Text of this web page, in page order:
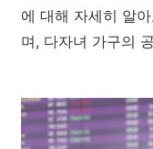
에 대해 자세히 알
며, 다자녀 가구의